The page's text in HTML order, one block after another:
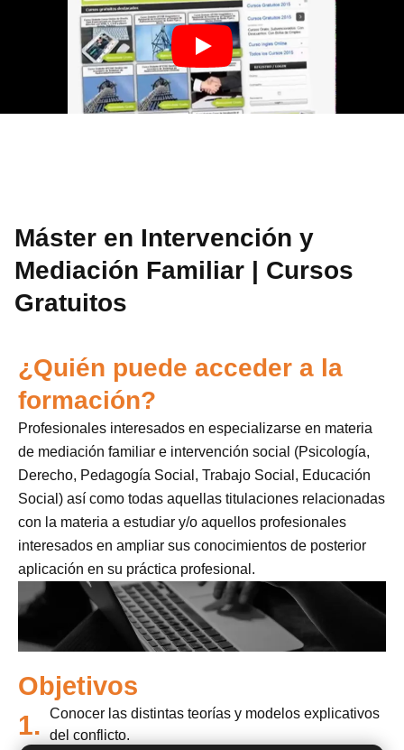
Máster en Intervención y
Mediación Familiar | Cursos
Gratuitos
¿Quién puede acceder a la
formación?
Profesionales interesados en especializarse en materia
de mediación familiar e intervención social (Psicología,
Derecho, Pedagogía Social, Trabajo Social, Educación
Social) así como todas aquellas titulaciones relacionadas
con la materia a estudiar y/o aquellos profesionales
interesados en ampliar sus conocimientos de posterior
aplicación en su práctica profesional.
Objetivos
1.
Conocer las distintas teorías y modelos explicativos
del conflicto.